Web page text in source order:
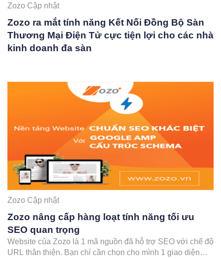
Zozo Cập nhật
Zozo ra mắt tính năng Kết Nối Đồng Bộ Sàn
Thương Mại Điện Tử cực tiện lợi cho các nhà
kinh doanh đa sàn
Zozo Cập nhật
Zozo nâng cấp hàng loạt tính năng tối ưu
SEO quan trọng
Website của Zozo là 1 mã nguồn đã hỗ trợ SEO với chế độ
URL thân thiện. Bạn chỉ cần chọn cho mình 1 giao diện